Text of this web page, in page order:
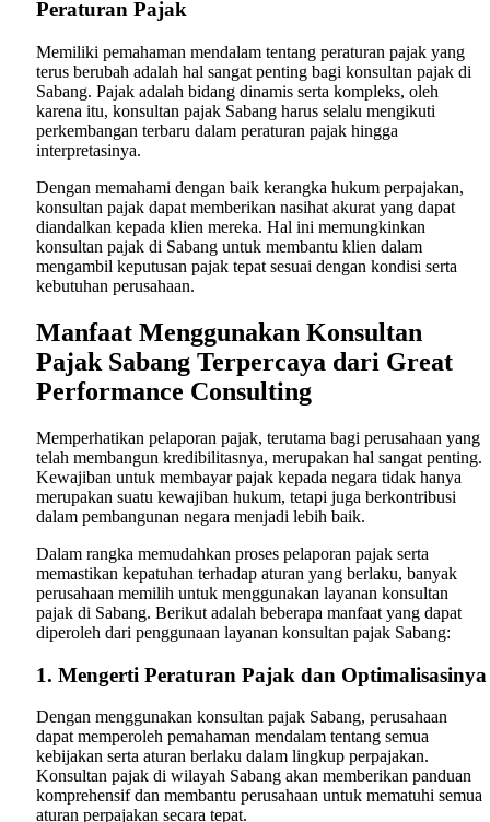
Peraturan Pajak
Memiliki pemahaman mendalam tentang peraturan pajak yang
terus berubah adalah hal sangat penting bagi konsultan pajak di
Sabang. Pajak adalah bidang dinamis serta kompleks, oleh
karena itu, konsultan pajak Sabang harus selalu mengikuti
perkembangan terbaru dalam peraturan pajak hingga
interpretasinya.
Dengan memahami dengan baik kerangka hukum perpajakan,
konsultan pajak dapat memberikan nasihat akurat yang dapat
diandalkan kepada klien mereka. Hal ini memungkinkan
konsultan pajak di Sabang untuk membantu klien dalam
mengambil keputusan pajak tepat sesuai dengan kondisi serta
kebutuhan perusahaan.
Manfaat Menggunakan Konsultan
Pajak Sabang Terpercaya dari Great
Performance Consulting
Memperhatikan pelaporan pajak, terutama bagi perusahaan yang
telah membangun kredibilitasnya, merupakan hal sangat penting.
Kewajiban untuk membayar pajak kepada negara tidak hanya
merupakan suatu kewajiban hukum, tetapi juga berkontribusi
dalam pembangunan negara menjadi lebih baik.
Dalam rangka memudahkan proses pelaporan pajak serta
memastikan kepatuhan terhadap aturan yang berlaku, banyak
perusahaan memilih untuk menggunakan layanan konsultan
pajak di Sabang. Berikut adalah beberapa manfaat yang dapat
diperoleh dari penggunaan layanan konsultan pajak Sabang:
1. Mengerti Peraturan Pajak dan Optimalisasinya
Dengan menggunakan konsultan pajak Sabang, perusahaan
dapat memperoleh pemahaman mendalam tentang semua
kebijakan serta aturan berlaku dalam lingkup perpajakan.
Konsultan pajak di wilayah Sabang akan memberikan panduan
komprehensif dan membantu perusahaan untuk mematuhi semua
aturan perpajakan secara tepat.